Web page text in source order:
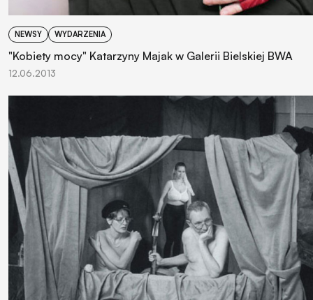
NEWSY WYDARZENIA
"Kobiety mocy" Katarzyny Majak w Galerii Bielskiej BWA
12.06.2013